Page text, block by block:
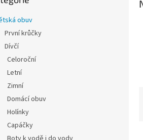
obuv
První krůčky
Dívčí
Celoroční
Letní
Zimní
Domácí obuv
Holínky
Capáčky